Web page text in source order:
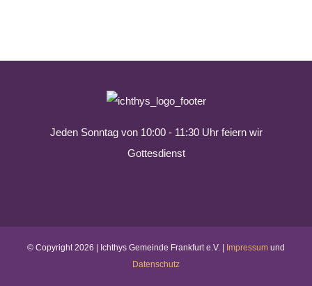
Jeden Sonntag von 10:00 - 11:30 Uhr feiern wir
Gottesdienst
© Copyright2026 | Ichthys Gemeinde Frankfurt e.V. | Impressum und
Datenschutz